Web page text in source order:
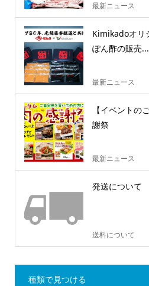
最新ニュース
Kimikadoオリ
ぽん酢の販売...
最新ニュース
【イベントの
謝祭
最新ニュース
発送について
送料について
種類で見つける